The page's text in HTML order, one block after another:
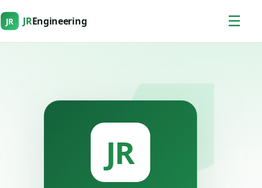
JR JREngineering ☰
JR